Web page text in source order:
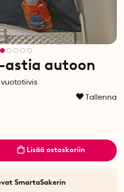
astia autoon
Tallenna
Lisää ostoskoriin
SmartaSakerin